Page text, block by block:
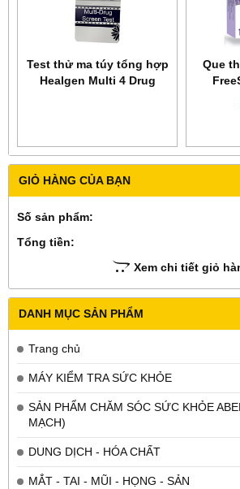
GIỎ HÀNG CỦA BẠN
Số sản phẩm:
Tổng tiền:
Xem chi tiết giỏ
DANH MỤC SẢN PHẨM
Trang chủ
MÁY KIỂM TRA SỨC KHỎE
SẢN PHẨM CHĂM SÓC SỨC KHỎE
MẠCH)
DUNG DỊCH - HÓA CHẤT
MẮT - TAI - MŨI - HỌNG - SẢN
Test thử ma túy tổng hợp
Healgen Multi 4 Drug
Que